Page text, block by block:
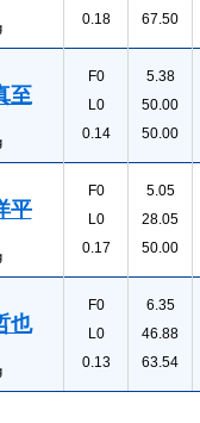
0.18
67.50
F0
L0
0.14
5.38
50.00
50.00
F0
L0
0.17
5.05
28.05
50.00
F0
L0
0.13
6.35
46.88
63.54